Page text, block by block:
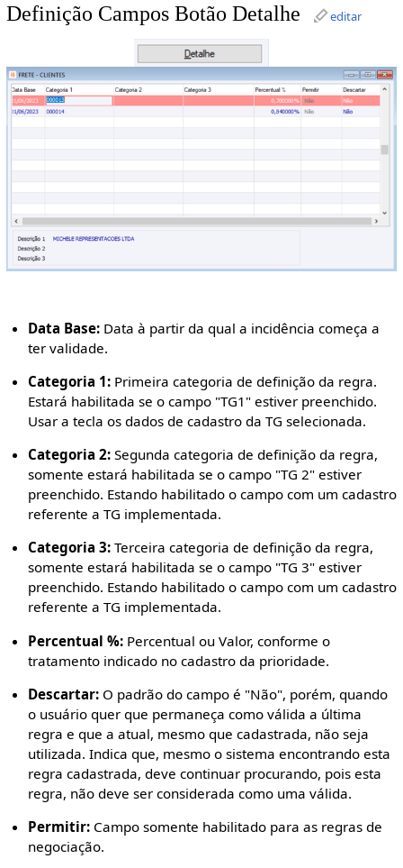
Definição Campos Botão Detalhe editar
Data Base: Data à partir da qual a incidência começa a
ter validade.
Categoria 1: Primeira categoria de definição da regra.
Estará habilitada se o campo "TG1" estiver preenchido.
Usar a tecla os dados de cadastro da TG selecionada.
Categoria 2: Segunda categoria de definição da regra,
somente estará habilitada se o campo "TG 2" estiver
preenchido. Estando habilitado o campo com um cadastro
referente a TG implementada.
Categoria 3: Terceira categoria de definição da regra,
somente estará habilitada se o campo "TG 3" estiver
preenchido. Estando habilitado o campo com um cadastro
referente a TG implementada.
Percentual %: Percentual ou Valor, conforme o
tratamento indicado no cadastro da prioridade.
Descartar: O padrão do campo é "Não", porém, quando
o usuário quer que permaneça como válida a última
regra e que a atual, mesmo que cadastrada, não seja
utilizada. Indica que, mesmo o sistema encontrando esta
regra cadastrada, deve continuar procurando, pois esta
regra, não deve ser considerada como uma válida.
Permitir: Campo somente habilitado para as regras de
negociação.